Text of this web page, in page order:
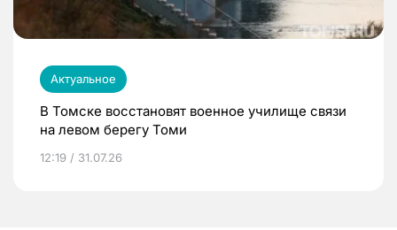
Актуальное
В Томске восстановят военное училище связи
на левом берегу Томи
12:19 / 31.07.26